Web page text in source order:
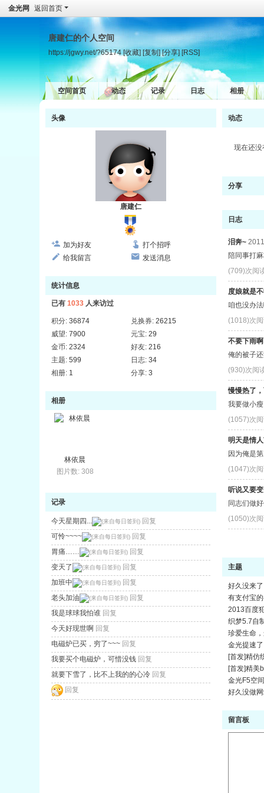
金光网 返回首页
唐建仁的个人空间
https://jgwy.net/?65174 [收藏] [复制] [分享] [RSS]
空间首页 动态 记录 日志 相册
头像
唐建仁
加为好友
打个招呼
给我留言
发送消息
统计信息
已有 1033 人来访过
积分: 36874 兑换券: 26215
威望: 7900 元宝: 29
金币: 2324 好友: 216
主题: 599 日志: 34
相册: 1 分享: 3
相册
林依晨
图片数: 308
记录
今天星期四...
回复
可怜~~~~
回复
胃痛……
回复
变天了
回复
加班中
回复
老头加油
回复
我是球球我怕谁 回复
今天好现世啊 回复
电磁炉已买，穷了~~~ 回复
我要买个电磁炉，可惜没钱 回复
就要下雪了，比不上我的的心冷 回复
回复
动态
现在还没
分享
日志
泪奔~
陪同事打
(709)次阅
度娘就是
咱也没办
(1018)次
不要下雨啊
俺的被子
(930)次阅
慢慢热了
我要做小瘦
(1057)次
明天是情
因为俺是
(1047)次
听说又要
同志们做
(1050)次
主题
好久没来
有支付宝
2013百度
织梦5.7自
珍爱生命
金光提速
[首发]精仿
[首发]精美
金光F5空
好久没做
留言板